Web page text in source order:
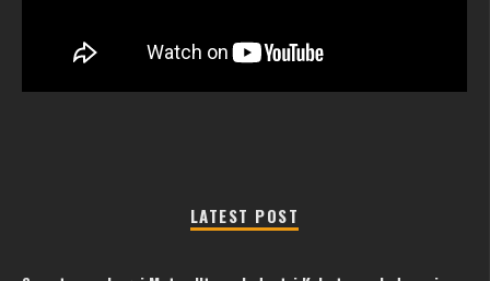
LATEST POST